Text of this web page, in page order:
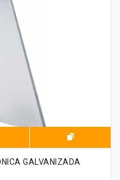
GALVANIZADA